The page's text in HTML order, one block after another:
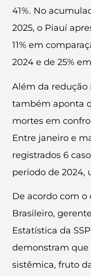
41%. No
2025, o Piauí
11% em
2024 e de 25%
Além da redução
também aponta
mortes em
Entre janeiro e
registrados 6
período de 2024,
De acordo com o
Brasileiro,
Estatística da
demonstram que
sistêmica, fruto